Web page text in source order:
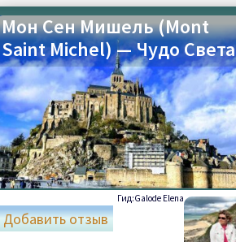
Мон Сен Мишель (Mont
Saint Michel) — Чудо Света
Гид:Galode Elena
Добавить отзыв